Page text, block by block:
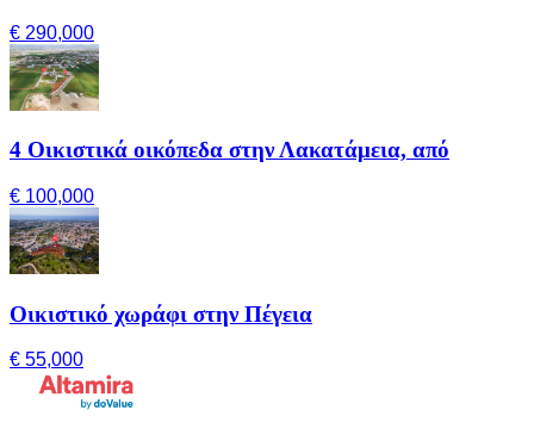
€ 290,000
4 Οικιστικά οικόπεδα στην Λακατάμεια, από
€ 100,000
Οικιστικό χωράφι στην Πέγεια
€ 55,000